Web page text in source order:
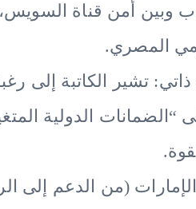
وبين أمن قناة
المصري.
ذاتي: تشير الكاتبة إلى
“الضمانات الدولية
(من الدعم إلى